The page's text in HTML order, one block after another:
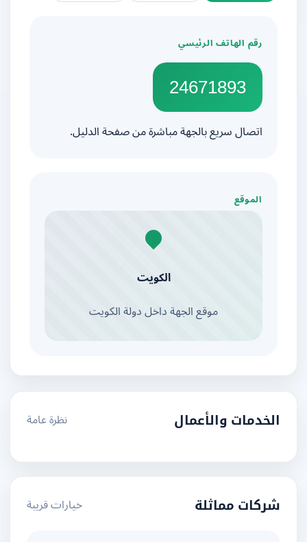
رقم الهاتف الرئيسي
24671893
اتصال سريع بالجهة مباشرة من صفحة الدليل.
الموقع
الكويت
موقع الجهة داخل دولة الكويت
الخدمات والأعمال نظرة عامة
شركات مماثلة خيارات قريبة